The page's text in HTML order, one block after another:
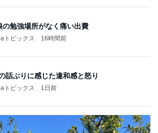
の勉強場所がなく痛い出費
トピックス 16時間前
話ぶりに感じた違和感と怒り
トピックス 1日前